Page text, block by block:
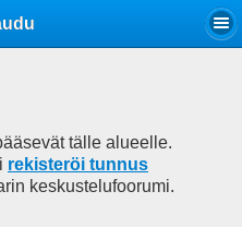
tälle alueelle.
rekisteröi tunnus
keskustelufoorumi.